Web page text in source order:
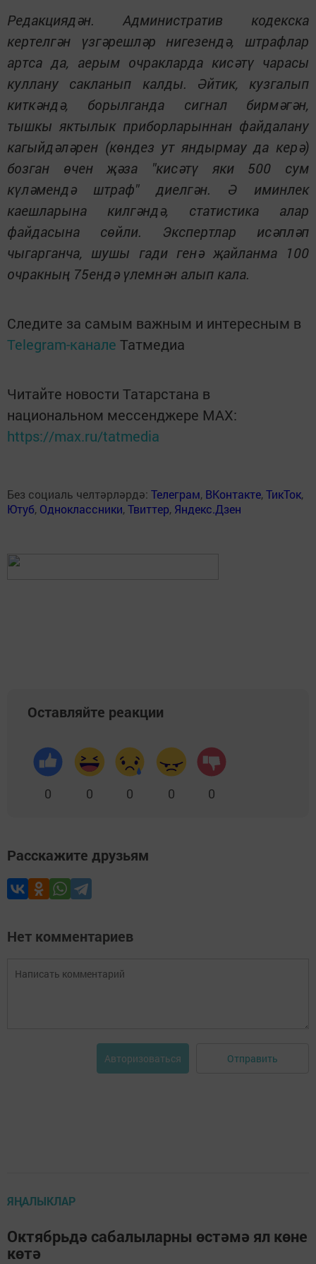
Редакциядән.
Административ кодекска
кертелгән үзгәрешләр нигезендә, штрафлар
артса да, аерым очракларда кисәтү чарасы
куллану сакланып калды. Әйтик, кузгалып
киткәндә, борылганда сигнал бирмәгән,
тышкы яктылык приборларыннан файдалану
кагыйдәләрен (көндез ут яндырмау да керә)
бозган өчен җәза "кисәтү яки 500 сум
күләмендә штраф" диелгән. Ә иминлек
каешларына килгәндә, статистика алар
файдасына сөйли. Экспертлар исәпләп
чыгарганча, шушы гади генә җайланма 100
очракның 75ендә үлемнән алып кала.
Следите за самым важным и интересным в
Telegram-канале Татмедиа
Читайте новости Татарстана в
национальном мессенджере MАХ:
https://max.ru/tatmedia
Без социаль челтәрләрдә: Телеграм, ВКонтакте,ТикТок,
Ютуб, Одноклассники,Твиттер, Яндекс.Дзен
Оставляйте реакции
0 0 0 0 0
Расскажите друзьям
Нет комментариев
Авторизоваться Отправить
ЯҢАЛЫКЛАР
Октябрьдә сабалыларны өстәмә ял көне
көтә